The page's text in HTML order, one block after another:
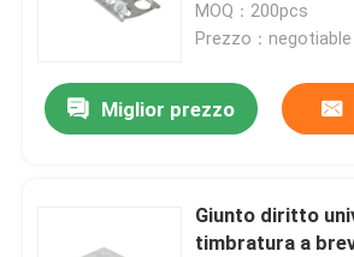
Circa noi
Giro della fabbrica
Contattici
MOQ：200pcs
Prezzo：negotiable
Miglior prezzo
Giunto diritto
timbratura a